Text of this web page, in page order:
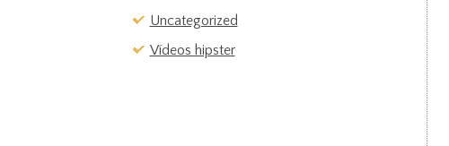
Uncategorized
Vídeos hipster